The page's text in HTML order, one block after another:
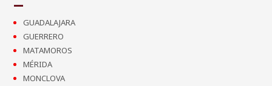
GUADALAJARA
GUERRERO
MATAMOROS
MÉRIDA
MONCLOVA